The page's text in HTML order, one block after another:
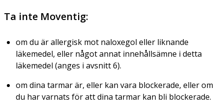
Ta inte Moventig:
om du är allergisk mot naloxegol eller liknande
läkemedel, eller något annat innehållsämne i detta
läkemedel (anges i avsnitt 6).
om dina tarmar är, eller kan vara blockerade, eller om
du har varnats för att dina tarmar kan bli blockerade.